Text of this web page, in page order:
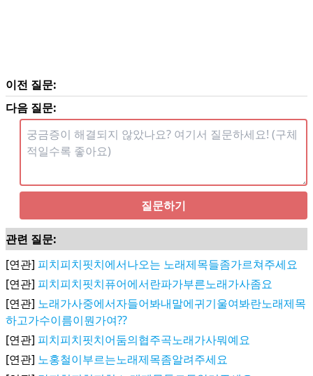
이전 질문:
다음 질문:
질문하기
관련 질문:
[연관] 피치피치핏치에서나오는 노래제목들좀가르쳐주세요
[연관] 피치피치핏치퓨어에서란파가부른노래가사좀요
[연관] 노래가사중에서자들어봐내말에귀기울여봐란노래제목
하고가수이름이뭔가여??
[연관] 피치피치핏치어둠의협주곡노래가사뭐예요
[연관] 노홍철이부르는노래제목좀알려주세요